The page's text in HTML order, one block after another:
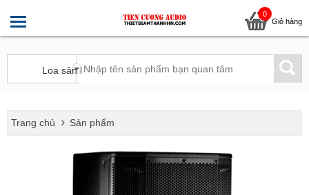
0
Giỏ hàng
Trang chủ Sản phẩm